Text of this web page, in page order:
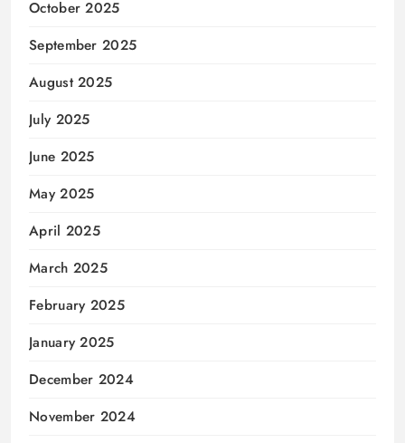
October 2025
September 2025
August 2025
July 2025
June 2025
May 2025
April 2025
March 2025
February 2025
January 2025
December 2024
November 2024